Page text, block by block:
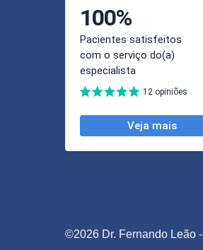
©2026 Dr. Fernando Leão -